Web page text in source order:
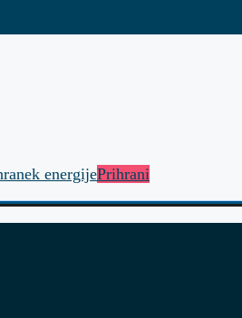
energijePrihrani